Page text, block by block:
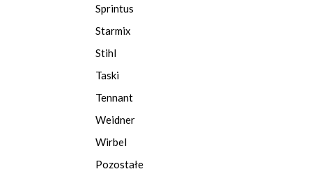
Sprintus
Starmix
Stihl
Taski
Tennant
Weidner
Wirbel
Pozostałe